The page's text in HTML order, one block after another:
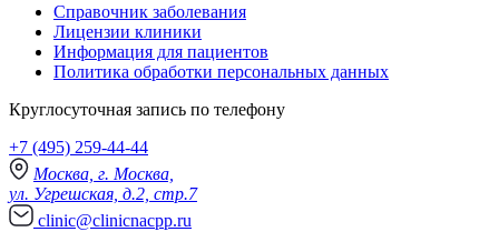
Справочник заболевания
Лицензии клиники
Информация для пациентов
Политика обработки персональных данных
Круглосуточная запись по телефону
+7 (495) 259-44-44
Москва, г. Москва,
ул. Угрешская, д.2, стр.7
clinic@clinicnacpp.ru